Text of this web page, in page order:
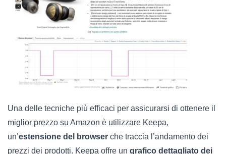
Una delle tecniche più efficaci per assicurarsi di ottenere il
miglior prezzo su Amazon è utilizzare Keepa,
un’estensione del browser che traccia l’andamento dei
prezzi dei prodotti. Keepa offre un grafico dettagliato dei